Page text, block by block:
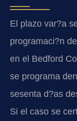
El plazo var?a
programaci?n
en el Bedford
se programa
sesenta d?as
Si el caso se